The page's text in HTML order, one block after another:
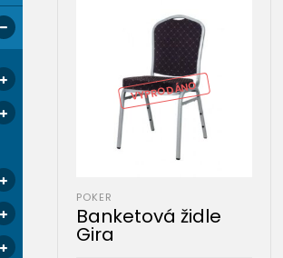
VYPRODÁNO
POKER
Banketová židle
Gira